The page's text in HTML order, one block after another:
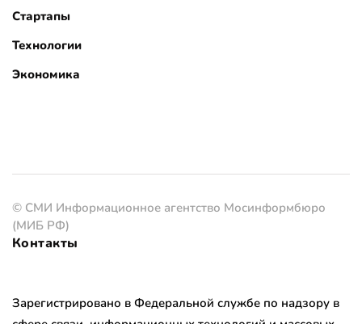
Стартапы
Технологии
Экономика
© СМИ Информационное агентство Мосинформбюро
(МИБ РФ)
Контакты
Зарегистрировано в Федеральной службе по надзору в